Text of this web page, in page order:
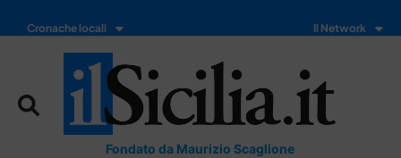
Cronache locali Il Network
Fondato da Maurizio Scaglione